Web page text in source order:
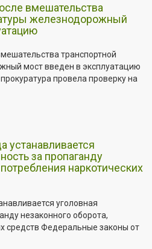
вмешательства
железнодорожный
транспортной
мост введен в эксплуатацию
провела проверку на
устанавливается
за пропаганду
наркотических
уголовная
незаконного оборота,
средств Федеральные законы от